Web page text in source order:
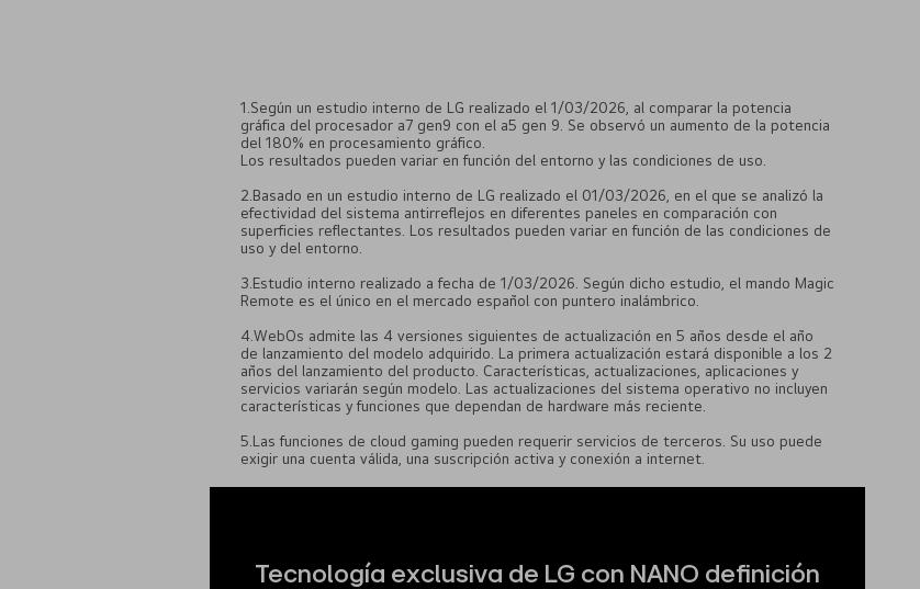
1.Según un estudio interno de LG realizado el 1/03/2026, al comparar la potencia
gráfica del procesador a7 gen9 con el a5 gen 9. Se observó un aumento de la potencia
del 180% en procesamiento gráfico.
Los resultados pueden variar en función del entorno y las condiciones de uso.
2.Basado en un estudio interno de LG realizado el 01/03/2026, en el que se analizó la
efectividad del sistema antirreflejos en diferentes paneles en comparación con
superficies reflectantes. Los resultados pueden variar en función de las condiciones de
uso y del entorno.
3.Estudio interno realizado a fecha de 1/03/2026. Según dicho estudio, el mando Magic
Remote es el único en el mercado español con puntero inalámbrico.
4.WebOs admite las 4 versiones siguientes de actualización en 5 años desde el año
de lanzamiento del modelo adquirido. La primera actualización estará disponible a los 2
años del lanzamiento del producto. Características, actualizaciones, aplicaciones y
servicios variarán según modelo. Las actualizaciones del sistema operativo no incluyen
características y funciones que dependan de hardware más reciente.
5.Las funciones de cloud gaming pueden requerir servicios de terceros. Su uso puede
exigir una cuenta válida, una suscripción activa y conexión a internet.
Tecnología exclusiva de LG con NANO definición